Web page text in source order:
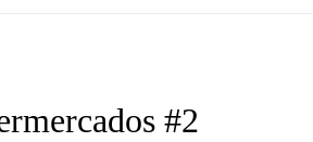
#2